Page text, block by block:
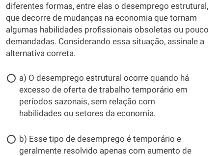
diferentes formas, entre elas o desemprego estrutural,
que decorre de mudanças na economia que tornam
algumas habilidades profissionais obsoletas ou pouco
demandadas. Considerando essa situação, assinale a
alternativa correta.
a) O desemprego estrutural ocorre quando há
excesso de oferta de trabalho temporário em
períodos sazonais, sem relação com
habilidades ou setores da economia.
b) Esse tipo de desemprego é temporário e
geralmente resolvido apenas com aumento de